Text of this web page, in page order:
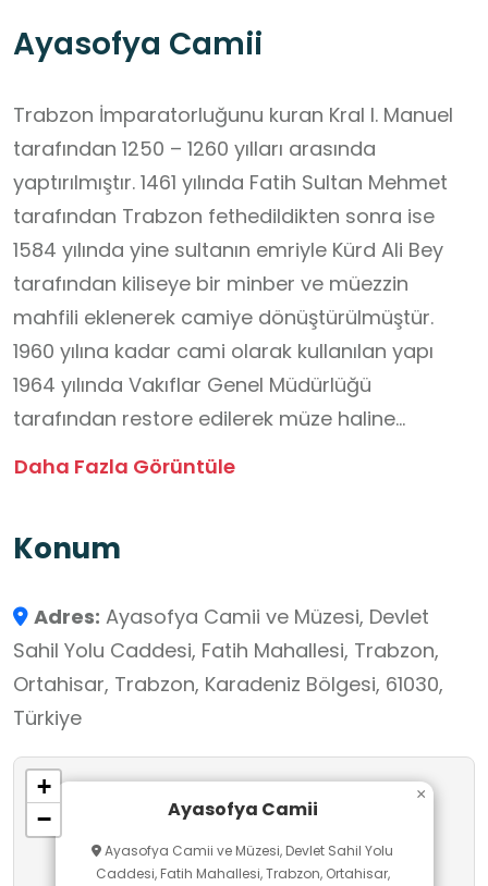
Ayasofya Camii
Trabzon İmparatorluğunu kuran Kral I. Manuel
tarafından 1250 – 1260 yılları arasında
yaptırılmıştır. 1461 yılında Fatih Sultan Mehmet
tarafından Trabzon fethedildikten sonra ise
1584 yılında yine sultanın emriyle Kürd Ali Bey
tarafından kiliseye bir minber ve müezzin
mahfili eklenerek camiye dönüştürülmüştür.
1960 yılına kadar cami olarak kullanılan yapı
1964 yılında Vakıflar Genel Müdürlüğü
tarafından restore edilerek müze haline
getirilmiştir. 2013 yılında yeniden Müslümanların
öğrenme ortamı sunan mekan, öğrencilerin
izlerini tanımalarını ve değerlerimizle kültürel
miras arasındaki bağı fark etmeleri açısından
çok önemli bir yere sahiptir.
Daha Fazla Görüntüle
Konum
Adres: Ayasofya Camii ve Müzesi, Devlet
Sahil Yolu Caddesi, Fatih Mahallesi, Trabzon,
Ortahisar, Trabzon, Karadeniz Bölgesi, 61030,
Türkiye
Ayasofya Camii
Ayasofya Camii ve Müzesi, Devlet Sahil Yolu
Caddesi, Fatih Mahallesi, Trabzon, Ortahisar,
×
+
−